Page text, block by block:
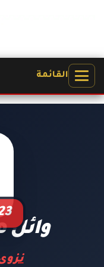
القائمة
وائل